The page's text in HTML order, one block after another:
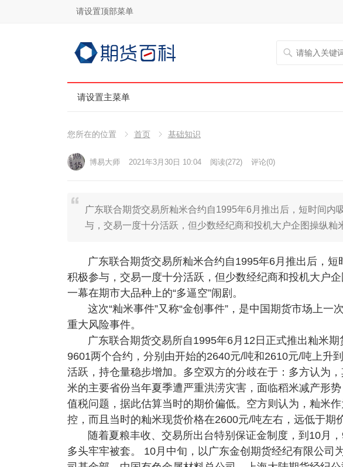
请设置顶部菜单
请设置主菜单
您所在的位置 首页 基础知识
博易大师 2021年3月30日 10:04 阅读(272) 评论(0)
广东联合期货交易所籼米合约自1995年6月推出后，短时间内
与，交易一度十分活跃，但少数经纪商和投机大户企图操纵
广东联合期货交易所籼米合约自1995年6月推出后，
积极参与，交易一度十分活跃，但少数经纪商和投机大户
一幕在期市大品种上的“多逼空”闹剧。
这次“籼米事件”又称“金创事件”，是中国期货市场上
重大风险事件。
广东联合期货交易所自1995年6月12日正式推出籼米
9601两个合约，分别由开始的2640元/吨和2610元/吨上升
活跃，持仓量稳步增加。多空双方的分歧在于：多方认为
米的主要省份当年夏季遭严重洪涝灾害，面临稻米减产形
值税问题，据此估算当时的期价偏低。空方则认为，籼米
控，而且当时的籼米现货价格在2600元/吨左右，远低于期价
随着夏粮丰收、交易所出台特别保证金制度，到10月
多头牢牢被套。 10月中旬，以广东金创期货经纪有限公司